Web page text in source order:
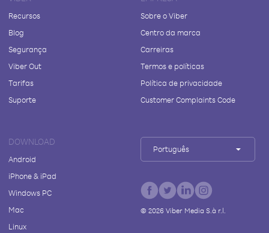
Recursos
Blog
Segurança
Viber Out
Tarifas
Suporte
Sobre o Viber
Centro da marca
Carreiras
Termos e políticas
Política de privacidade
Customer Complaints Code
DOWNLOAD
Android
iPhone & iPad
Windows PC
Mac
Linux
Português
© 2026Viber Media S.à r.l.